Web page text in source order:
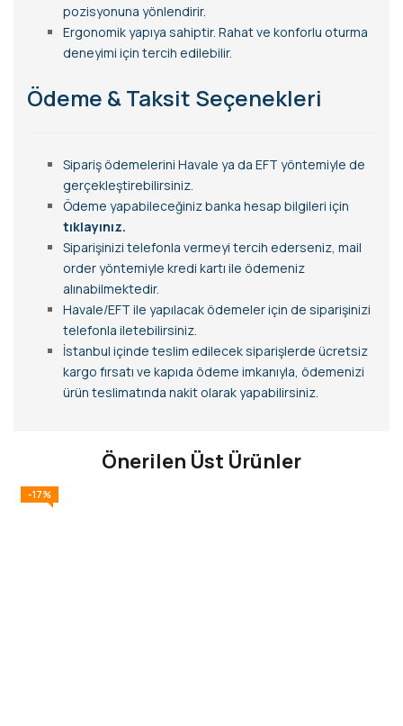
pozisyonuna yönlendirir.
Ergonomik yapıya sahiptir. Rahat ve konforlu oturma
deneyimi için tercih edilebilir.
Ödeme & Taksit Seçenekleri
Sipariş ödemelerini Havale ya da EFT yöntemiyle de
gerçekleştirebilirsiniz.
Ödeme yapabileceğiniz banka hesap bilgileri için
tıklayınız.
Siparişinizi telefonla vermeyi tercih ederseniz, mail
order yöntemiyle kredi kartı ile ödemeniz
alınabilmektedir.
Havale/EFT ile yapılacak ödemeler için de siparişinizi
telefonla iletebilirsiniz.
İstanbul içinde teslim edilecek siparişlerde ücretsiz
kargo fırsatı ve kapıda ödeme imkanıyla, ödemenizi
ürün teslimatında nakit olarak yapabilirsiniz.
Önerilen Üst Ürünler
-17%